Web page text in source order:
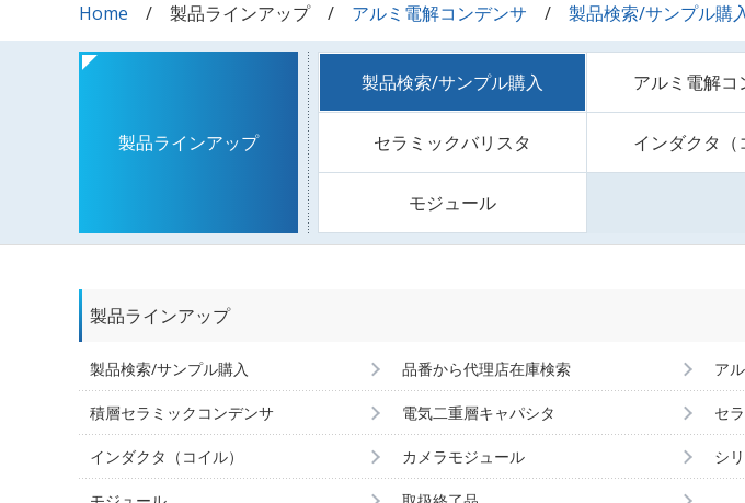
Home 製品ラインアップ アルミ電解コンデンサ 製品検索/サンプル購
製品ラインアップ
製品検索/サンプル購入 アルミ電解コ
セラミックバリスタ インダクタ（
モジュール
製品ラインアップ
製品検索/サンプル購入 品番から代理店在庫検索 ア
積層セラミックコンデンサ 電気二重層キャパシタ セ
インダクタ（コイル） カメラモジュール シ